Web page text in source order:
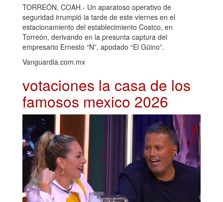
TORREÓN, COAH.- Un aparatoso operativo de
seguridad irrumpió la tarde de este viernes en el
estacionamiento del establecimiento Costco, en
Torreón, derivando en la presunta captura del
empresario Ernesto “N”, apodado “El Güino”.
Vanguardia.com.mx
votaciones la casa de los
famosos mexico 2026